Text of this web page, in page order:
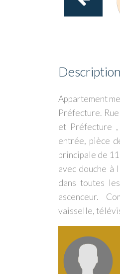
Appartement
Préfecture.
et Préfecture
entrée, pièce
principale de
avec douche à
dans toutes
ascenceur.
vaisselle,